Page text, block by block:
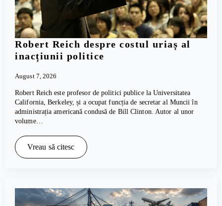
Robert Reich despre costul uriaș al
inacțiunii politice
August 7, 2026
Robert Reich este profesor de politici publice la Universitatea
California, Berkeley, și a ocupat funcția de secretar al Muncii în
administrația americană condusă de Bill Clinton. Autor al unor
volume…
Vreau să citesc